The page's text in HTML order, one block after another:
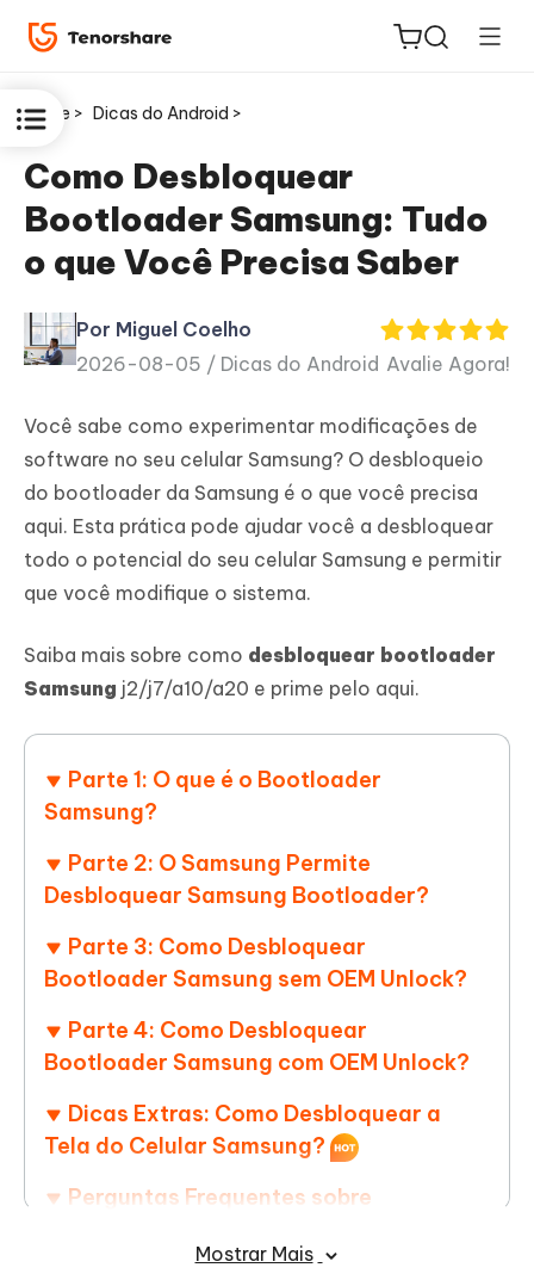
ReiBoot
for iOS
PDNob
PDF
Novo
iAnyGo
Home > Dicas do Android >
Como Desbloquear
Bootloader Samsung: Tudo
o que Você Precisa Saber
Por Miguel Coelho
2026-08-05 / Dicas do Android Avalie Agora!
Você sabe como experimentar modificações de
software no seu celular Samsung? O desbloqueio
do bootloader da Samsung é o que você precisa
aqui. Esta prática pode ajudar você a desbloquear
todo o potencial do seu celular Samsung e permitir
que você modifique o sistema.
Saiba mais sobre como desbloquear bootloader
Samsung j2/j7/a10/a20 e prime pelo aqui.
Parte 1: O que é o Bootloader
Samsung?
Parte 2: O Samsung Permite
Desbloquear Samsung Bootloader?
Parte 3: Como Desbloquear
Bootloader Samsung sem OEM Unlock?
Parte 4: Como Desbloquear
Bootloader Samsung com OEM Unlock?
Dicas Extras: Como Desbloquear a
Tela do Celular Samsung?
Perguntas Frequentes sobre
Mostrar Mais